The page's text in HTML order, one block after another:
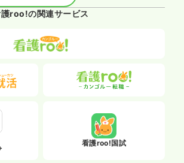
roo!の関連サービス
看護roo!国試